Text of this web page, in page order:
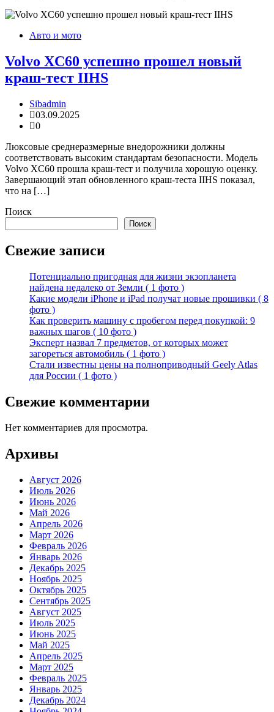
Авто и мото
Volvo XC60 успешно прошел новый
краш-тест IIHS
Sibadmin
03.09.2025
0
Люксовые среднеразмерные внедорожники должны
соответствовать высоким стандартам безопасности. Модель
Volvo XC60 прошла краш-тест и получила хорошую оценку.
Завершающий этап обновленного краш-теста IIHS показал,
что на […]
Поиск
Поиск
Свежие записи
Потенциально пригодная для жизни экзопланета
найдена недалеко от Земли ( 1 фото )
Какие модели iPhone и iPad получат новые прошивки ( 8
фото )
Как проверить машину с пробегом перед покупкой: 9
важных шагов ( 10 фото )
Эксперт назвал 7 предметов, от которых может
загореться автомобиль ( 1 фото )
Стали известны цены на полноприводный Geely Atlas
для России ( 1 фото )
Свежие комментарии
Нет комментариев для просмотра.
Архивы
Август 2026
Июль 2026
Июнь 2026
Май 2026
Апрель 2026
Март 2026
Февраль 2026
Январь 2026
Декабрь 2025
Ноябрь 2025
Октябрь 2025
Сентябрь 2025
Август 2025
Июль 2025
Июнь 2025
Май 2025
Апрель 2025
Март 2025
Февраль 2025
Январь 2025
Декабрь 2024